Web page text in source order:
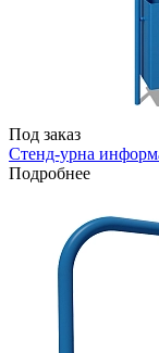
Под заказ
Стенд-урна
Подробнее